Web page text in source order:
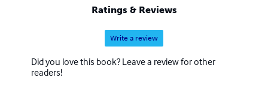
Ratings & Reviews
Write a review
Did you love this book? Leave a review for other
readers!